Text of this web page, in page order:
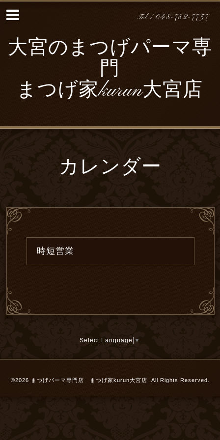
Tel / 048-782-7757
大宮のまつげパーマ専
門
まつげ家kurun大宮店
カレンダー
時短営業
Select Language ▼
©2026 まつげパーマ専門店 まつげ家kurun大宮店 . All Rights Reserved.